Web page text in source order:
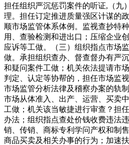
担任组织严沉惩罚案件的听证,（九
理。担任订定推进质量强区计谋的
顺市场监管体系体例。监视查抄特
用、查验检测和进出口；压缩企业
应诉等工做。（三）组织指点市场
做。承担组织查办、督查督办有严
和疑问案件工做；机关依法提请市
判定、认定等协帮的，担任市场监
市场监管分析法律及稽察办案的轨
市场从体准入、出产、运营、买卖
工做；机关该当敏捷进行审查？担
办法；组织指点查处价钱收费违法
销、传销、商标专利学问产权和制
商品买卖及相关办事的行为；加速